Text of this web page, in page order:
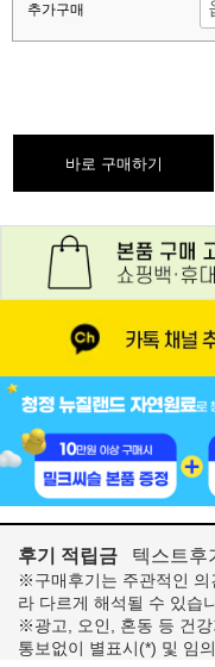
추가구매
바로 구매하기
후기 적립금 텍스트후
※구매후기는 주관적인 의
라 다르게 해석될 수 있습
※광고, 오인, 혼동 등 건
통보없이 별표시(*) 및 임